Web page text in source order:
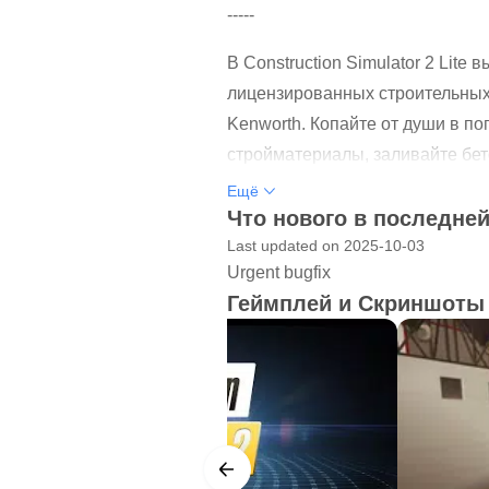
-----
В Construction Simulator 2 Lite
лицензированных
Kenworth. Копайте от души в
стройматериалы, заливайте
перенесет вас в США, где
строительство дорог и другие
увлекательных и сложных
ОБШИРНЫЙ АВТОПАРК
СТРОИТЕЛЬНЫХ МАШИН от
Kenworth. Поработайте с
CAT, погрузочным краном PK
автопогрузчиком L310 от
ПРОДОЛЖЕНИЕ УСПЕХА
Ещё
Что нового в
Last updated on 2025-10-03
Urgent bugfix
Геймплей и Скриншоты